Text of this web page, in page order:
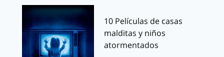
10 Películas de casas
malditas y niños
atormentados